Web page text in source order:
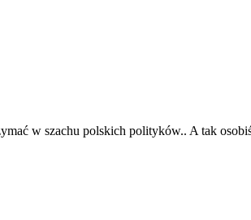
w szachu polskich polityków.. A tak